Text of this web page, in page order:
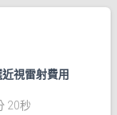
視雷射費用
20秒